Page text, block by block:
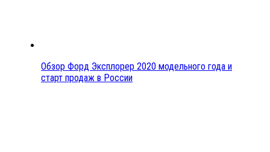
Обзор Форд Эксплорер 2020 модельного года и
старт продаж в России